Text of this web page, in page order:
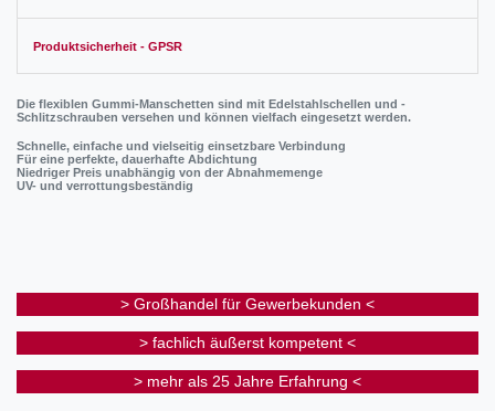
Produktsicherheit - GPSR
Die flexiblen Gummi-Manschetten sind mit Edelstahlschellen und -
Schlitzschrauben versehen und können vielfach eingesetzt werden.
Schnelle, einfache und vielseitig einsetzbare Verbindung
Für eine perfekte, dauerhafte Abdichtung
Niedriger Preis unabhängig von der Abnahmemenge
UV- und verrottungsbeständig
> Großhandel für Gewerbekunden <
> fachlich äußerst kompetent <
> mehr als 25 Jahre Erfahrung <